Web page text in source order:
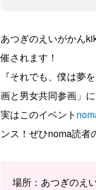
あつぎのえいがかん
催されます！
『それでも、僕は夢
画と男女共同参画」
実はこのイベント
ンス！ぜひnoma読
場所：あつぎのえ